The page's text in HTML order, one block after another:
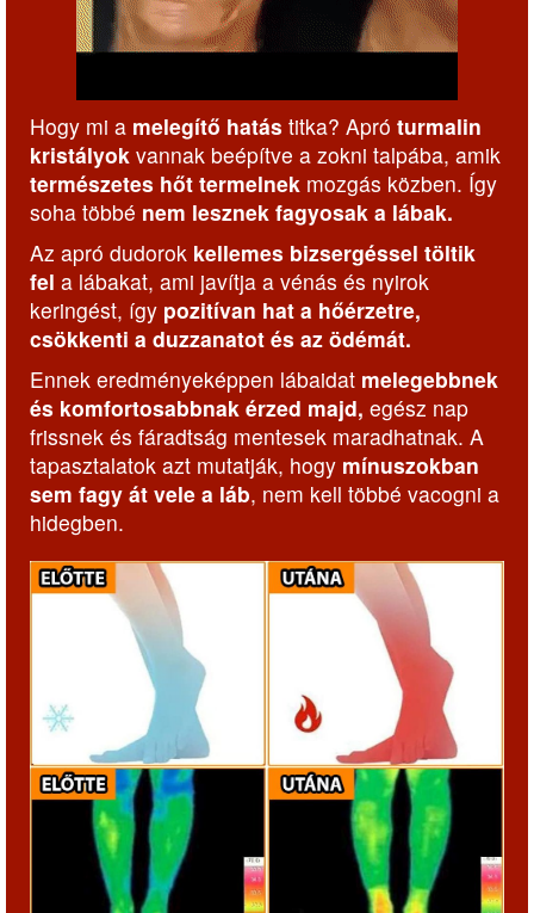
Hogy mi a melegítő hatás titka? Apró turmalin
kristályok vannak beépítve a zokni talpába, amik
természetes hőt termelnek mozgás közben. Így
soha többé nem lesznek fagyosak a lábak.
Az apró dudorok kellemes bizsergéssel töltik
fel a lábakat, ami javítja a vénás és nyirok
keringést, így pozitívan hat a hőérzetre,
csökkenti a duzzanatot és az ödémát.
Ennek eredményeképpen lábaidat melegebbnek
és komfortosabbnak érzed majd, egész nap
frissnek és fáradtság mentesek maradhatnak. A
tapasztalatok azt mutatják, hogy mínuszokban
sem fagy át vele a láb, nem kell többé vacogni a
hidegben.